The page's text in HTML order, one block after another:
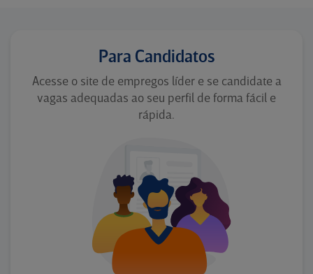
Para Candidatos
Acesse o site de empregos líder e se candidate a
vagas adequadas ao seu perfil de forma fácil e
rápida.